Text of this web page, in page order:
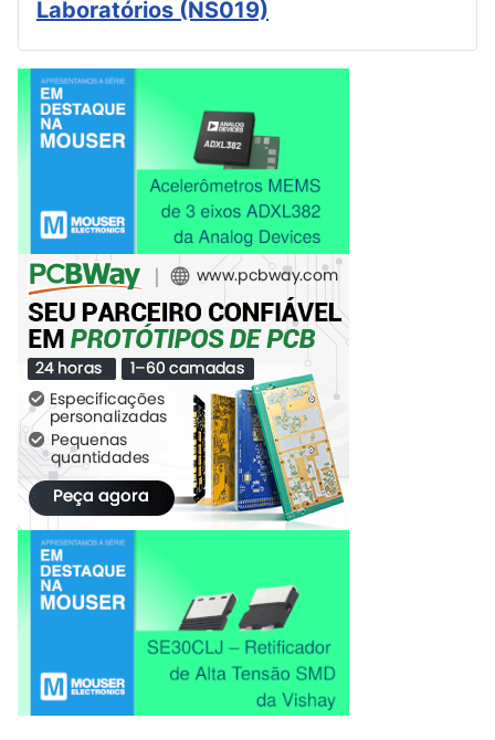
Laboratórios (NS019)